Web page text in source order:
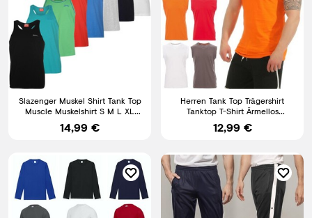
Slazenger Muskel Shirt Tank Top
Muscle Muskelshirt S M L XL
2XL 3XL 4XL Neu
14,99 €
Herren Tank Top Trägershirt
Tanktop T-Shirt Ärmellos
Muskelshirt Sport Fitness
12,99 €